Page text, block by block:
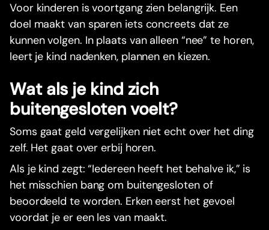
Voor kinderen is voortgang zien belangrijk. Een
doel maakt van sparen iets concreets dat ze
kunnen volgen. In plaats van alleen “nee” te horen,
leert je kind nadenken, plannen en kiezen.
Wat als je kind zich
buitengesloten voelt?
Soms gaat geld vergelijken niet echt over het ding
zelf. Het gaat over erbij horen.
Als je kind zegt: “Iedereen heeft het behalve ik,” is
het misschien bang om buitengesloten of
beoordeeld te worden. Erken eerst het gevoel
voordat je er een les van maakt.